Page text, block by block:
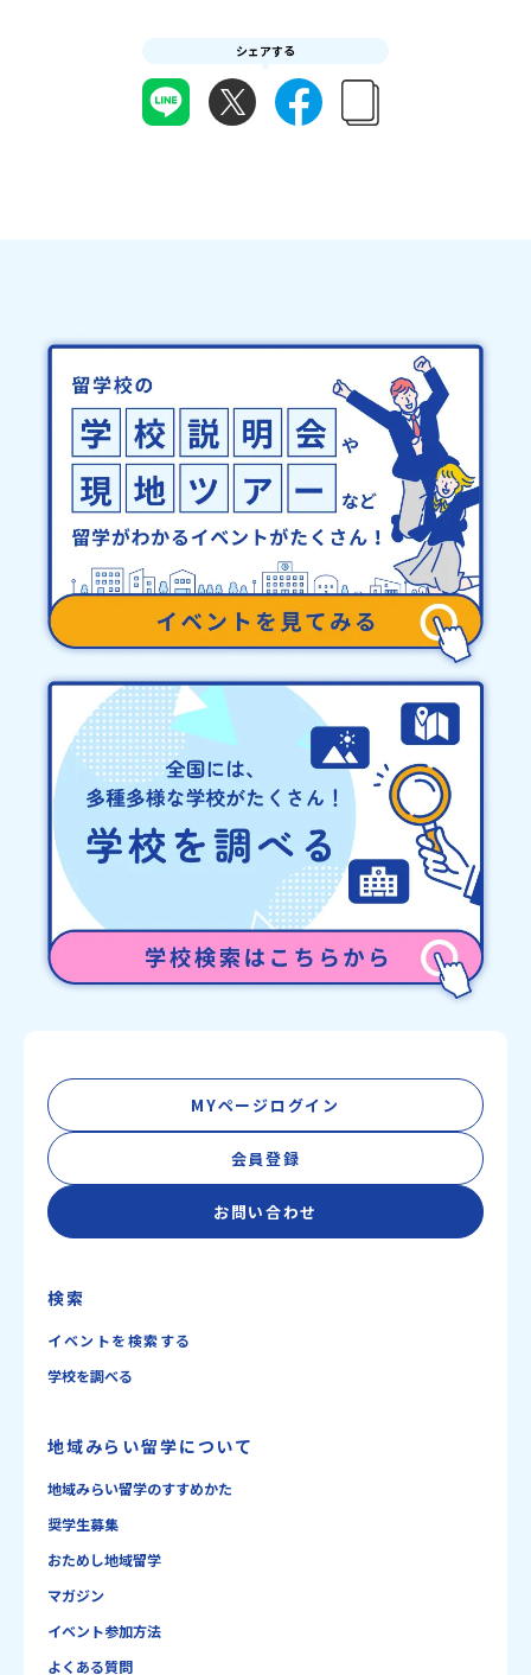
シェアする
MYページログイン
会員登録
お問い合わせ
検索
イベントを検索する
学校を調べる
地域みらい留学について
地域みらい留学のすすめかた
奨学生募集
おためし地域留学
マガジン
イベント参加方法
よくある質問